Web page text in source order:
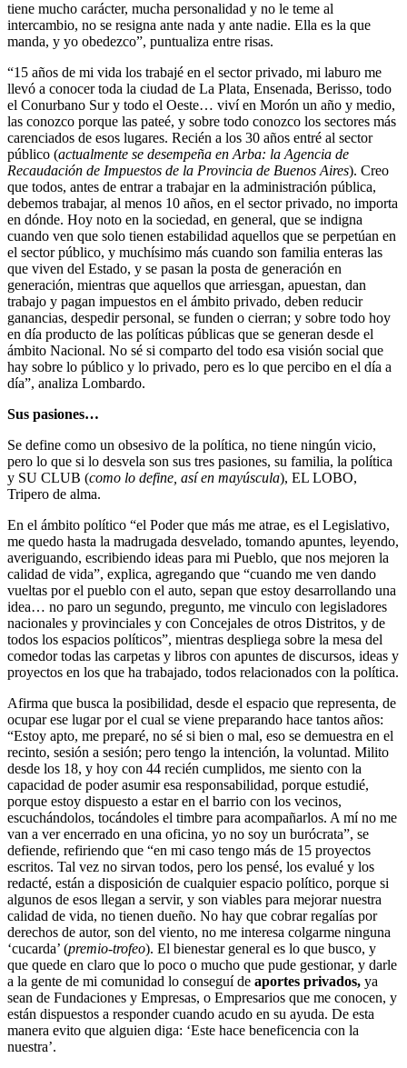
tiene mucho carácter, mucha personalidad y no le teme al
intercambio, no se resigna ante nada y ante nadie. Ella es la que
manda, y yo obedezco”, puntualiza entre risas.
“15 años de mi vida los trabajé en el sector privado, mi laburo me
llevó a conocer toda la ciudad de La Plata, Ensenada, Berisso, todo
el Conurbano Sur y todo el Oeste… viví en Morón un año y medio,
las conozco porque las pateé, y sobre todo conozco los sectores más
carenciados de esos lugares. Recién a los 30 años entré al sector
público (actualmente se desempeña en Arba: la Agencia de
Recaudación de Impuestos de la Provincia de Buenos Aires). Creo
que todos, antes de entrar a trabajar en la administración pública,
debemos trabajar, al menos 10 años, en el sector privado, no importa
en dónde. Hoy noto en la sociedad, en general, que se indigna
cuando ven que solo tienen estabilidad aquellos que se perpetúan en
el sector público, y muchísimo más cuando son familia enteras las
que viven del Estado, y se pasan la posta de generación en
generación, mientras que aquellos que arriesgan, apuestan, dan
trabajo y pagan impuestos en el ámbito privado, deben reducir
ganancias, despedir personal, se funden o cierran; y sobre todo hoy
en día producto de las políticas públicas que se generan desde el
ámbito Nacional. No sé si comparto del todo esa visión social que
hay sobre lo público y lo privado, pero es lo que percibo en el día a
día”, analiza Lombardo.
Sus pasiones…
Se define como un obsesivo de la política, no tiene ningún vicio,
pero lo que si lo desvela son sus tres pasiones, su familia, la política
y SU CLUB (como lo define, así en mayúscula), EL LOBO,
Tripero de alma.
En el ámbito político “el Poder que más me atrae, es el Legislativo,
me quedo hasta la madrugada desvelado, tomando apuntes, leyendo,
averiguando, escribiendo ideas para mi Pueblo, que nos mejoren la
calidad de vida”, explica, agregando que “cuando me ven dando
vueltas por el pueblo con el auto, sepan que estoy desarrollando una
idea… no paro un segundo, pregunto, me vinculo con legisladores
nacionales y provinciales y con Concejales de otros Distritos, y de
todos los espacios políticos”, mientras despliega sobre la mesa del
comedor todas las carpetas y libros con apuntes de discursos, ideas y
proyectos en los que ha trabajado, todos relacionados con la política.
Afirma que busca la posibilidad, desde el espacio que representa, de
ocupar ese lugar por el cual se viene preparando hace tantos años:
“Estoy apto, me preparé, no sé si bien o mal, eso se demuestra en el
recinto, sesión a sesión; pero tengo la intención, la voluntad. Milito
desde los 18, y hoy con 44 recién cumplidos, me siento con la
capacidad de poder asumir esa responsabilidad, porque estudié,
porque estoy dispuesto a estar en el barrio con los vecinos,
escuchándolos, tocándoles el timbre para acompañarlos. A mí no me
van a ver encerrado en una oficina, yo no soy un burócrata”, se
defiende, refiriendo que “en mi caso tengo más de 15 proyectos
escritos. Tal vez no sirvan todos, pero los pensé, los evalué y los
redacté, están a disposición de cualquier espacio político, porque si
algunos de esos llegan a servir, y son viables para mejorar nuestra
calidad de vida, no tienen dueño. No hay que cobrar regalías por
derechos de autor, son del viento, no me interesa colgarme ninguna
‘cucarda’ (premio-trofeo). El bienestar general es lo que busco, y
que quede en claro que lo poco o mucho que pude gestionar, y darle
a la gente de mi comunidad lo conseguí de aportes privados, ya
sean de Fundaciones y Empresas, o Empresarios que me conocen, y
están dispuestos a responder cuando acudo en su ayuda. De esta
manera evito que alguien diga: ‘Este hace beneficencia con la
nuestra’.